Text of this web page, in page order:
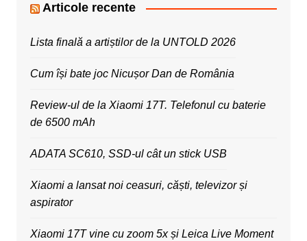
Articole recente
Lista finală a artiștilor de la UNTOLD 2026
Cum își bate joc Nicușor Dan de România
Review-ul de la Xiaomi 17T. Telefonul cu baterie
de 6500 mAh
ADATA SC610, SSD-ul cât un stick USB
Xiaomi a lansat noi ceasuri, căști, televizor și
aspirator
Xiaomi 17T vine cu zoom 5x și Leica Live Moment